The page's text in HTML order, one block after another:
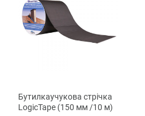
Бутилкаучукова стрічка
LogicTape (150 мм /10 м)